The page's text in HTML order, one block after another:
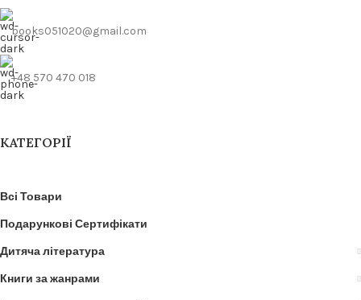
books051020@gmail.com
+48 570 470 018
КАТЕГОРІЇ
Всі Товари
Подарункові Сертифікати
Дитяча література
Книги за жанрами